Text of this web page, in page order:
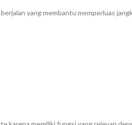
yang membantu memperluas